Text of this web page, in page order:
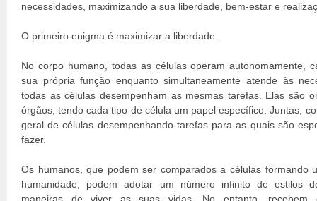
necessidades, maximizando a sua liberdade, bem-estar e
O primeiro enigma é maximizar a liberdade.
No corpo humano, todas as células operam autonomamente,
sua própria função enquanto simultaneamente atende às
todas as células desempenham as mesmas tarefas. Elas são
órgãos, tendo cada tipo de célula um papel específico. Juntas,
geral de células desempenhando tarefas para as quais são
fazer.
Os humanos, que podem ser comparados a células formando
humanidade, podem adotar um número infinito de estilos